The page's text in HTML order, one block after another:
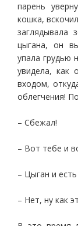
парень
кошка,
заглядывала
цыгана, он
упала грудью
увидела, как
входом,
облегчения!
– Сбежал!
– Вот тебе и
– Цыган и
– Нет, ну как